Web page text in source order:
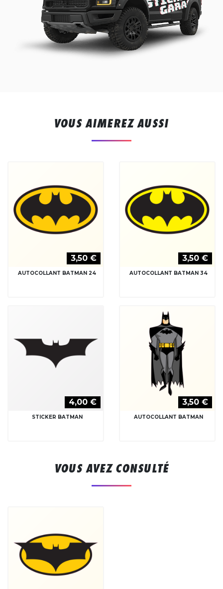
VOUS AIMEREZ AUSSI
3,50 €
AUTOCOLLANT BATMAN 24
3,50 €
AUTOCOLLANT BATMAN 34
4,00 €
STICKER BATMAN
3,50 €
AUTOCOLLANT BATMAN
VOUS AVEZ CONSULTÉ